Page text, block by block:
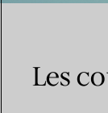
Les